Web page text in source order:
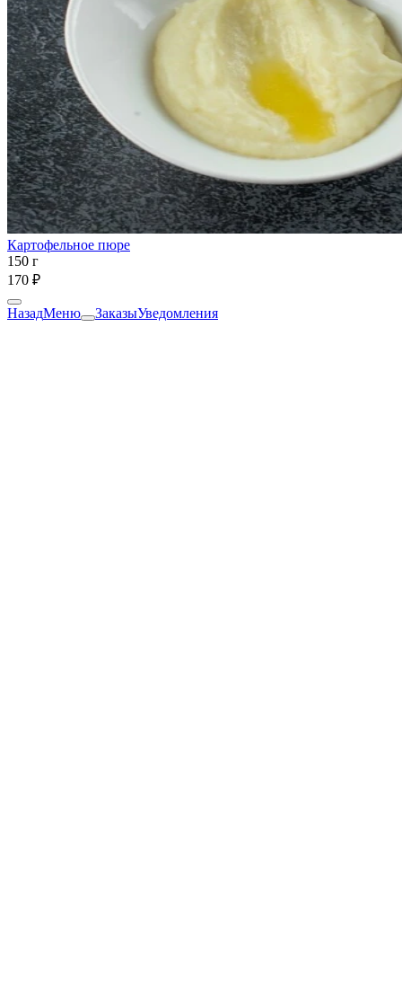
Картофельное пюре
150 г
170 ₽
НазадМеню ЗаказыУведомления